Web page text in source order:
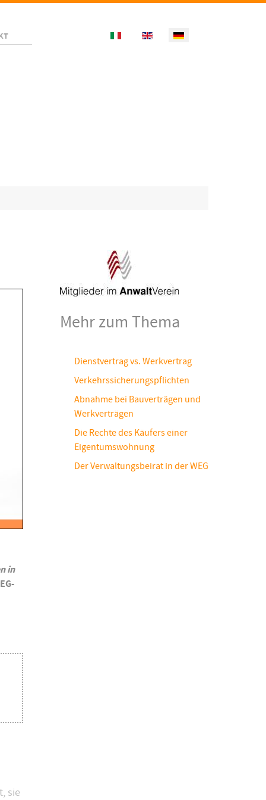
Select your language
in
sie
Mehr zum Thema
Dienstvertrag vs. Werkvertrag
Verkehrssicherungspflichten
Abnahme bei Bauverträgen und
Werkverträgen
Die Rechte des Käufers einer
Eigentumswohnung
Der Verwaltungsbeirat in der WEG